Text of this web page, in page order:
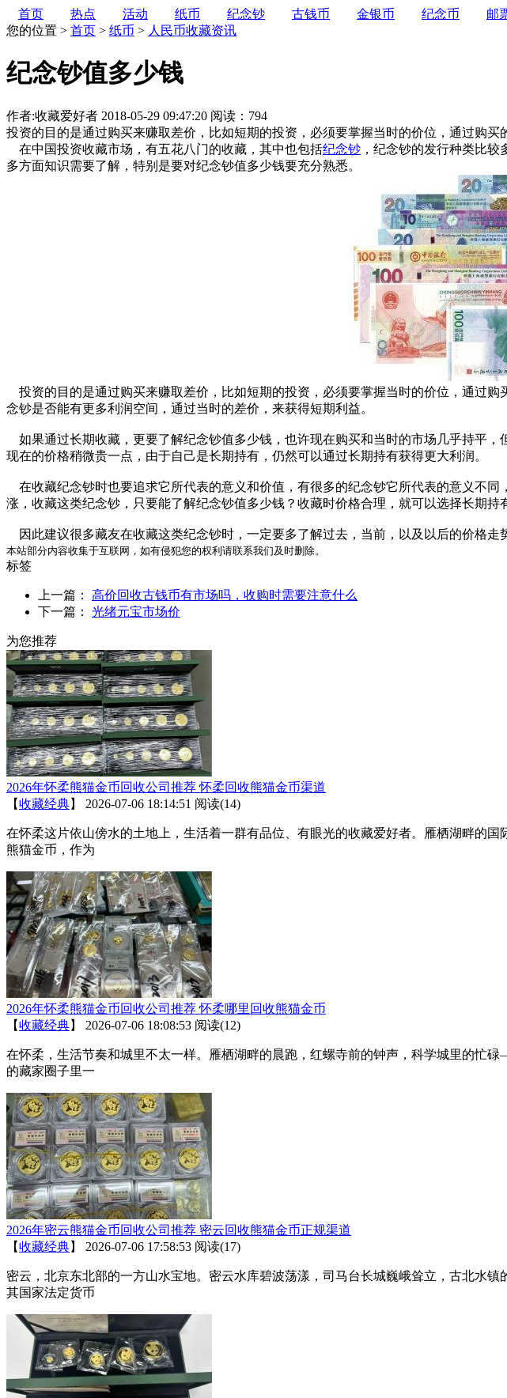
首页 热点 活动 纸币 纪念钞 古钱币 金银币 纪念币 邮
您的位置 > 首页 > 纸币 > 人民币收藏资讯
纪念钞值多少钱
作者:收藏爱好者 2018-05-29 09:47:20 阅读：794
投资的目的是通过购买来赚取差价，比如短期的投资，必须要掌握当时的价位，通过购买
在中国投资收藏市场，有五花八门的收藏，其中也包括纪念钞 ，纪念钞的发行种类比
多方面知识需要了解，特别是要对纪念钞值多少钱要充分熟悉。
投资的目的是通过购买来赚取差价，比如短期的投资，必须要掌握当时的价位，通过
念钞是否能有更多利润空间，通过当时的差价，来获得短期利益。
如果通过长期收藏，更要了解纪念钞值多少钱，也许现在购买和当时的市场几乎持平
现在的价格稍微贵一点，由于自己是长期持有，仍然可以通过长期持有获得更大利润。
在收藏纪念钞时也要追求它所代表的意义和价值，有很多的纪念钞它所代表的意义不
涨，收藏这类纪念钞，只要能了解纪念钞值多少钱？收藏时价格合理，就可以选择长期持
因此建议很多藏友在收藏这类纪念钞时，一定要多了解过去，当前，以及以后的价格走
本站部分内容收集于互联网，如有侵犯您的权利请联系我们及时删除。
标签
上一篇： 高价回收古钱币有市场吗，收购时需要注意什么
下一篇： 光绪元宝市场价
为您推荐
2026年怀柔熊猫金币回收公司推荐 怀柔回收熊猫金币渠道
【收藏经典】 2026-07-06 18:14:51 阅读(14)
在怀柔这片依山傍水的土地上，生活着一群有品位、有眼光的收藏爱好者。雁栖湖畔的
熊猫金币，作为
2026年怀柔熊猫金币回收公司推荐 怀柔哪里回收熊猫金币
【收藏经典】 2026-07-06 18:08:53 阅读(12)
在怀柔，生活节奏和城里不太一样。雁栖湖畔的晨跑，红螺寺前的钟声，科学城里的忙
的藏家圈子里一
2026年密云熊猫金币回收公司推荐 密云回收熊猫金币正规渠道
【收藏经典】 2026-07-06 17:58:53 阅读(17)
密云，北京东北部的一方山水宝地。密云水库碧波荡漾，司马台长城巍峨耸立，古北水
其国家法定货币